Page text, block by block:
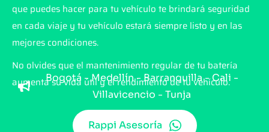
que puedes hacer para tu vehículo te brindará seguridad
en cada viaje y tu vehículo estará siempre listo y en las
mejores condiciones.
No olvides que el mantenimiento regular de tu batería
aumenta su vida útil y el rendimiento de tu vehículo.
Rappi Asesoría
Bogotá - Medellín - Barranquilla - Cali -
Villavicencio - Tunja